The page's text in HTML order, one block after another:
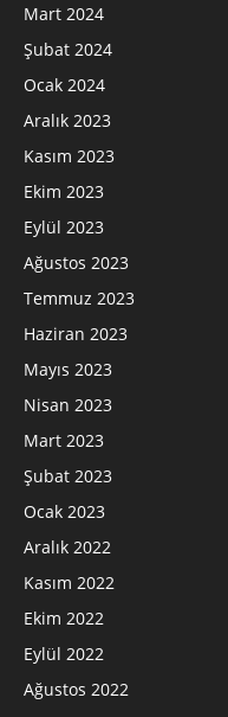
Mart 2024
Şubat 2024
Ocak 2024
Aralık 2023
Kasım 2023
Ekim 2023
Eylül 2023
Ağustos 2023
Temmuz 2023
Haziran 2023
Mayıs 2023
Nisan 2023
Mart 2023
Şubat 2023
Ocak 2023
Aralık 2022
Kasım 2022
Ekim 2022
Eylül 2022
Ağustos 2022